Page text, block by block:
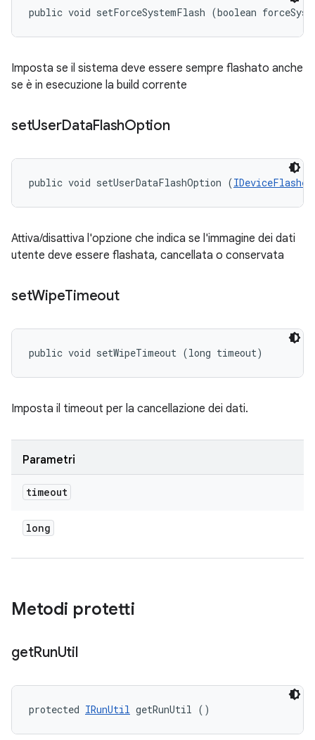
public void setForceSystemFlash (boolean
Imposta se il sistema deve essere sempre flashato anche
se è in esecuzione la build corrente
setUserDataFlashOption
public void setUserDataFlashOption (
Attiva/disattiva l'opzione che indica se l'immagine dei dati
utente deve essere flashata, cancellata o conservata
setWipeTimeout
public void setWipeTimeout (long timeout)
Imposta il timeout per la cancellazione dei dati.
Parametri
timeout
long
Metodi protetti
getRunUtil
protected IRunUtil getRunUtil ()